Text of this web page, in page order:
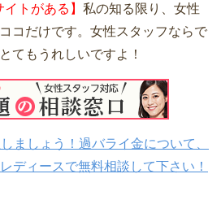
トがある】 私の知る限り、女性
コだけです。女性スタッフならで
てもうれしいですよ！
ましょう！過バライ金について、
ディースで無料相談して下さい！